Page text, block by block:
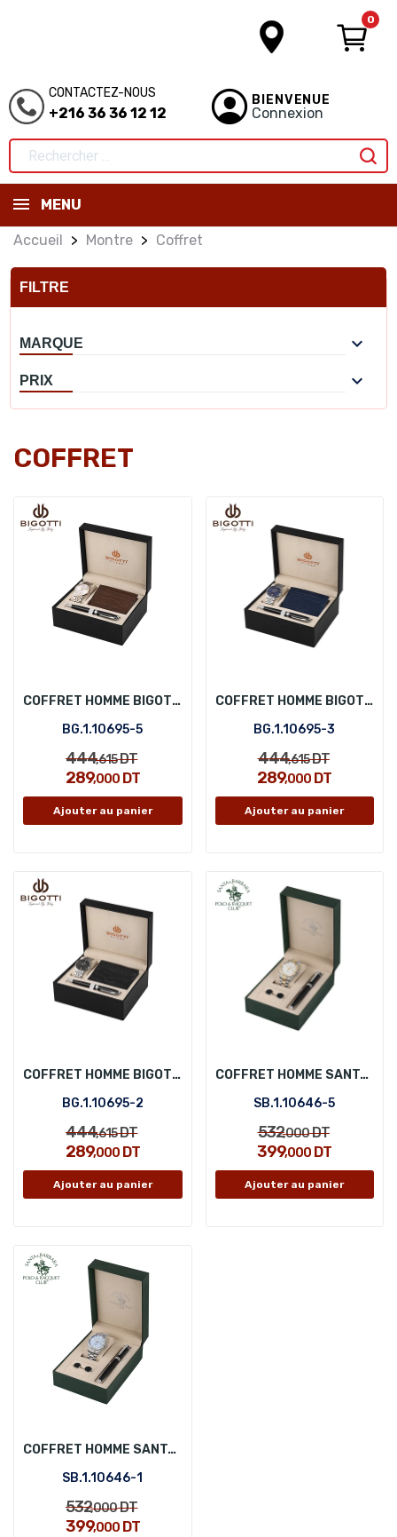
0
CONTACTEZ-NOUS
+216 36 36 12 12
BIENVENUE
Connexion
MENU
Accueil Montre Coffret
FILTRE
MARQUE 
PRIX 
COFFRET
COFFRET HOMME BIGOTTI BG.1.10695-5
BG.1.10695-5
444,615DT
289,000DT
Ajouter au panier
COFFRET HOMME BIGOTTI BG.1.10695-3
BG.1.10695-3
444,615DT
289,000 DT
Ajouter au panier
COFFRET HOMME BIGOTTI BG.1.10695-2
BG.1.10695-2
444,615DT
289,000DT
Ajouter au panier
COFFRET HOMME SANTA BARBARA POLO SB.1.10646-5
SB.1.10646-5
532,000DT
399,000 DT
Ajouter au panier
COFFRET HOMME SANTA BARBARA POLO SB.1.10646-1
SB.1.10646-1
532,000DT
399,000DT